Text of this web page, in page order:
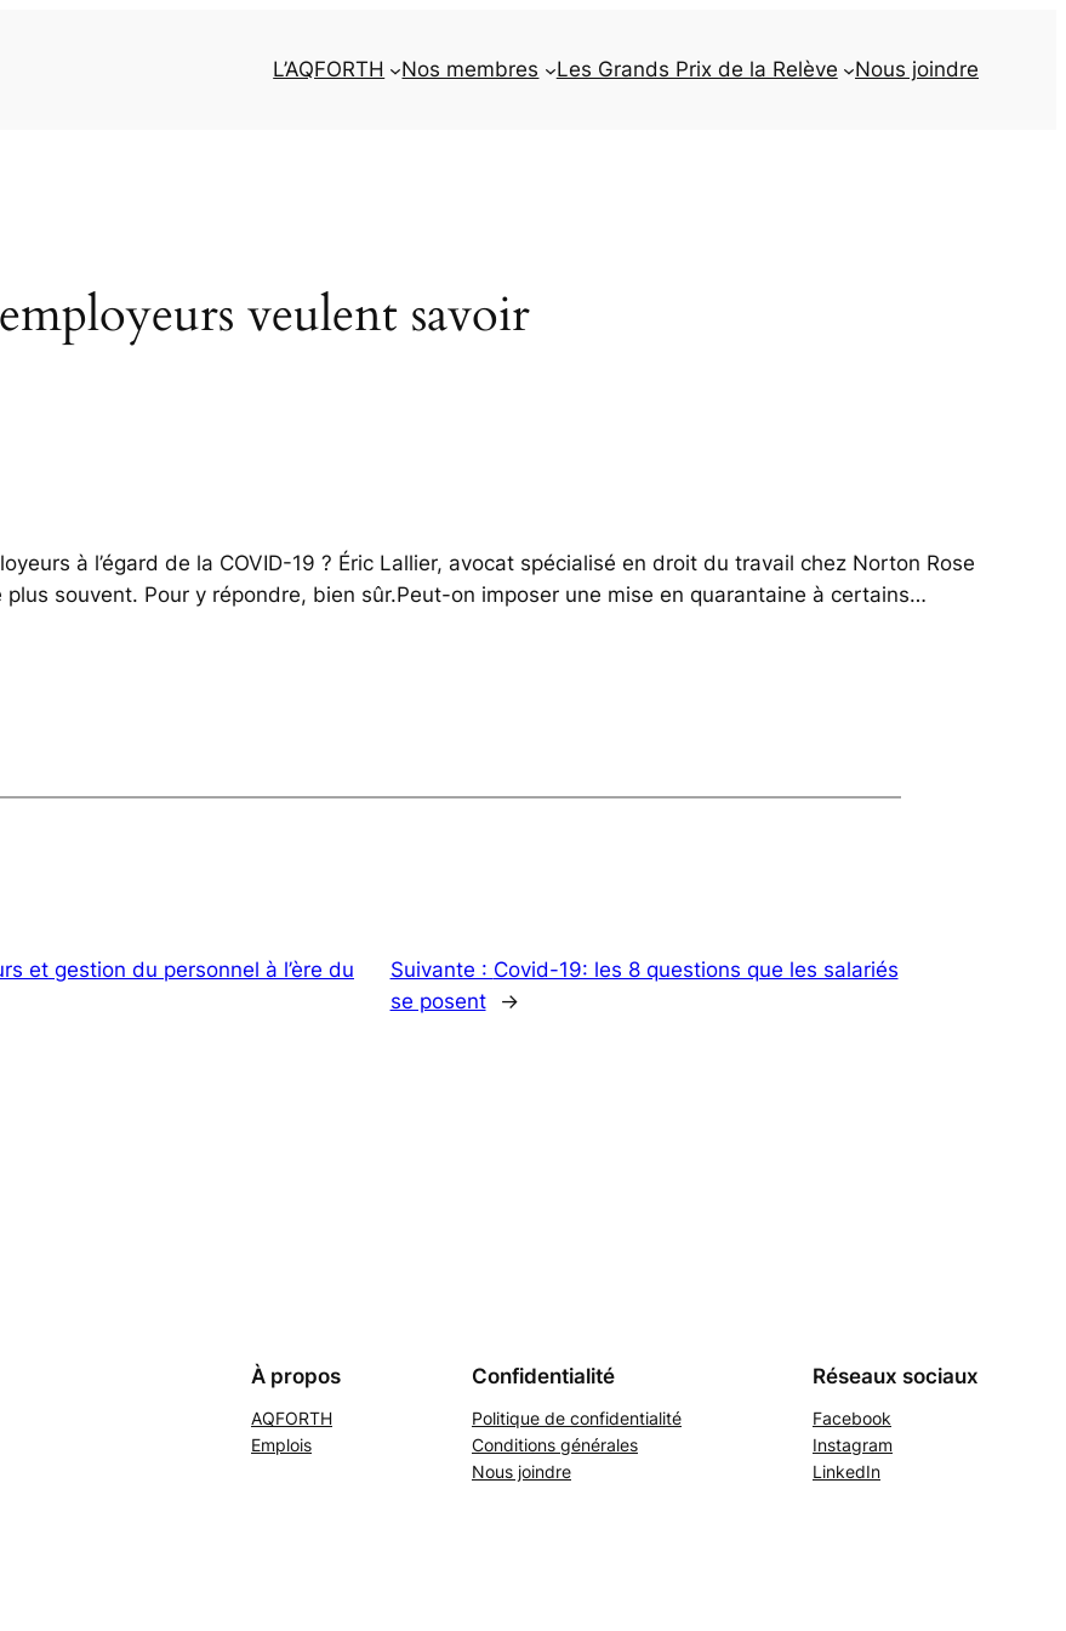
L’AQFORTH Nos membres Les Grands Prix de la Relève Nous joindre
veulent savoir
à l’égard de la COVID-19 ? Éric Lallier, avocat spécialisé en droit du travail chez Norton Rose
plus souvent. Pour y répondre, bien sûr.Peut-on imposer une mise en quarantaine à certains…
et gestion du personnel à l’ère du
Suivante : Covid-19: les 8 questions que les salariés
se posent
→
À propos
AQFORTH
Emplois
Confidentialité
Politique de confidentialité
Conditions générales
Nous joindre
Réseaux sociaux
Facebook
Instagram
LinkedIn